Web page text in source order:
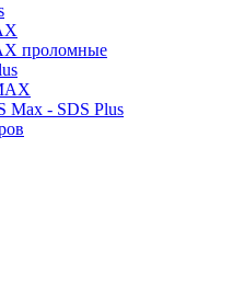
проломные
Max - SDS Plus